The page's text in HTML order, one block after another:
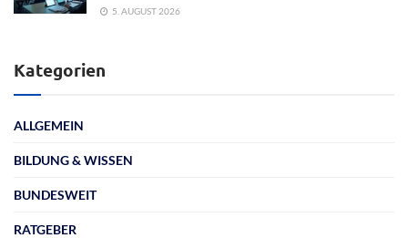
5. AUGUST 2026
Kategorien
ALLGEMEIN
BILDUNG & WISSEN
BUNDESWEIT
RATGEBER